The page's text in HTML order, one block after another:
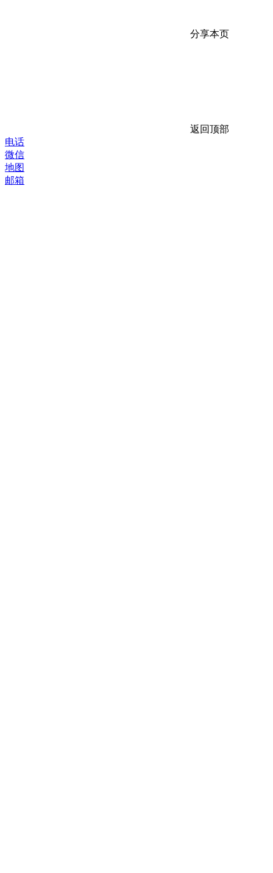
分享本页
返回顶部
电话
微信
地图
邮箱